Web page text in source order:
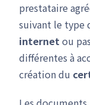
prestataire
suivant le type
internetou
différentes à
création du